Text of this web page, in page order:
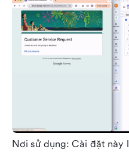
Nơi sử dụng: Cài đặt này